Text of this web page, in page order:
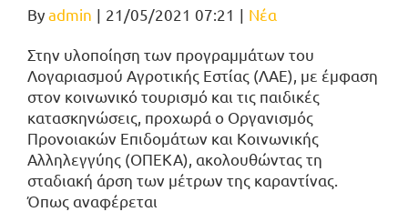
Byadmin | 21/05/2021 07:21 | Νέα
Στην υλοποίηση των προγραμμάτων του
Λογαριασμού Αγροτικής Εστίας (ΛΑΕ), με έμφαση
στον κοινωνικό τουρισμό και τις παιδικές
κατασκηνώσεις, προχωρά ο Οργανισμός
Προνοιακών Επιδομάτων και Κοινωνικής
Αλληλεγγύης (ΟΠΕΚΑ), ακολουθώντας τη
σταδιακή άρση των μέτρων της καραντίνας.
Όπως αναφέρεται